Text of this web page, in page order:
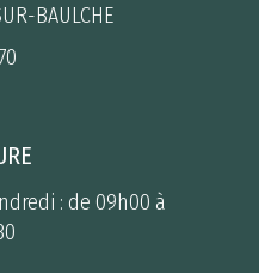
BAULCHE
: de 09h00 à